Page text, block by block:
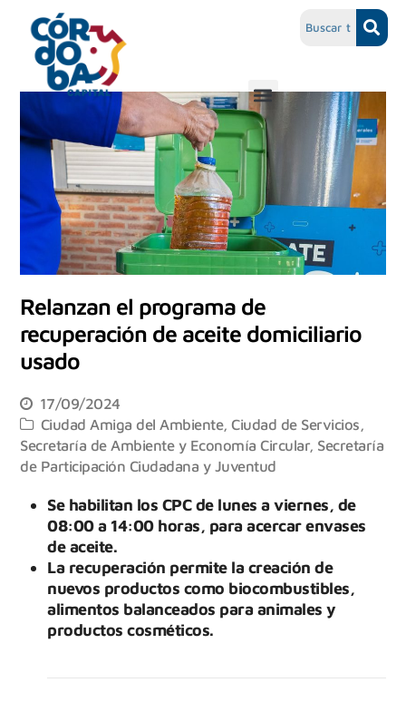
Relanzan el programa de
recuperación de aceite domiciliario
usado
17/09/2024
Ciudad Amiga del Ambiente,Ciudad de Servicios
Secretaría de Ambiente y Economía Circular, Secretaría
de Participación Ciudadana y Juventud
Se habilitan los CPC de lunes a viernes, de
08:00 a 14:00 horas, para acercar envases
de aceite.
La recuperación permite la creación de
nuevos productos como biocombustibles,
alimentos balanceados para animales y
productos cosméticos.